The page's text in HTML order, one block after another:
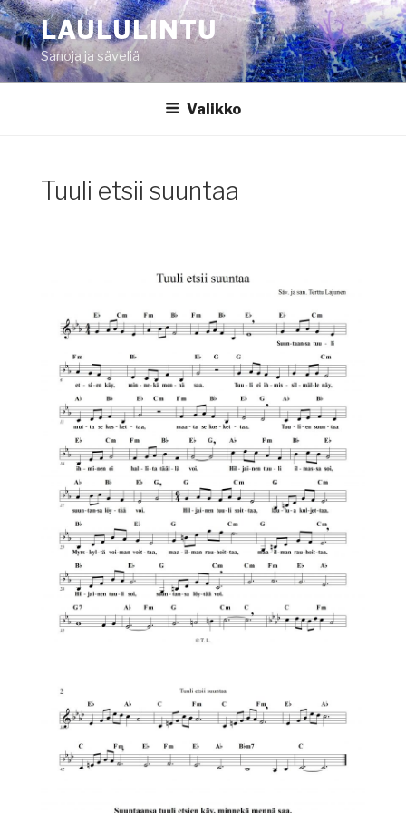
Siirry
sisältöönLAULULINTU
Sanoja ja säveliä
Valikko
Tuuli etsii suuntaa